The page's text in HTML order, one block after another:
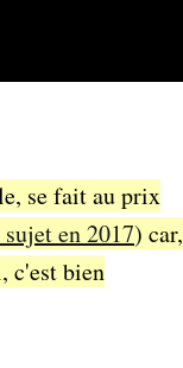
se fait au prix
en 2017) car,
c'est bien